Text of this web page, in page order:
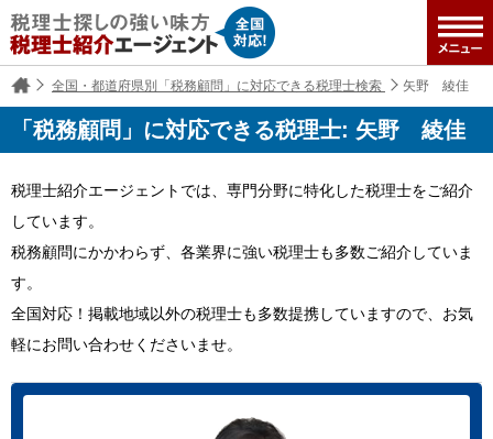
全国・都道府県別「税務顧問」に対応できる税理士検索 矢野 綾佳
「税務顧問」に対応できる税理士: 矢野 綾佳
税理士紹介エージェントでは、専門分野に特化した税理士をご紹介
しています。
税務顧問にかかわらず、各業界に強い税理士も多数ご紹介していま
す。
全国対応！掲載地域以外の税理士も多数提携していますので、お気
軽にお問い合わせくださいませ。